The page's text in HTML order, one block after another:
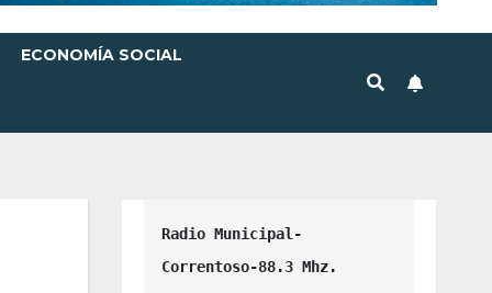
ECONOMÍA SOCIAL
Radio Municipal-
Correntoso-88.3 Mhz.